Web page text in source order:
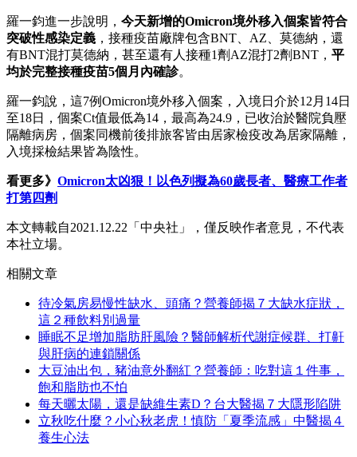
羅一鈞進一步說明， 今天新增的Omicron境外移入個案皆符合
突破性感染定義 ，接種疫苗廠牌包含BNT、AZ、莫德納，還
有BNT混打莫德納，甚至還有人接種1劑AZ混打2劑BNT， 平
均於完整接種疫苗5個月內確診。
羅一鈞說，這7例Omicron境外移入個案，入境日介於12月14日
至18日，個案Ct值最低為14，最高為24.9，已收治於醫院負壓
隔離病房，個案同機前後排旅客皆由居家檢疫改為居家隔離，
入境採檢結果皆為陰性。
看更多》 Omicron太凶狠！以色列擬為60歲長者、醫療工作者
打第四劑
本文轉載自2021.12.22「中央社」，僅反映作者意見，不代表
本社立場。
相關文章
待冷氣房易慢性缺水、頭痛？營養師揭７大缺水症狀，
這２種飲料別過量
睡眠不足增加脂肪肝風險？醫師解析代謝症候群、打鼾
與肝病的連鎖關係
大豆油出包，豬油意外翻紅？營養師：吃對這１件事，
飽和脂肪也不怕
每天曬太陽，還是缺維生素D？台大醫揭７大隱形陷阱
立秋吃什麼？小心秋老虎！慎防「夏季流感」中醫揭４
養生心法